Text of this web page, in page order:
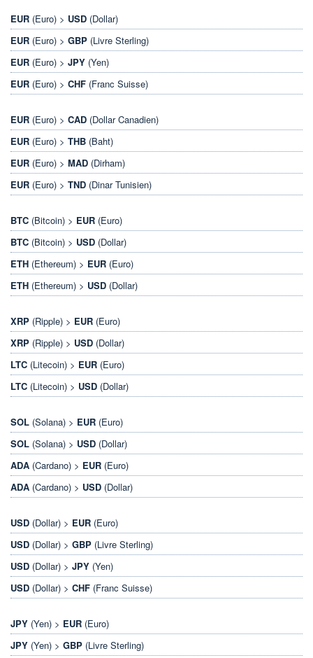
EUR (Euro) > USD (Dollar)
EUR (Euro) > GBP (Livre Sterling)
EUR (Euro) > JPY (Yen)
EUR (Euro) > CHF (Franc Suisse)
EUR (Euro) > CAD (Dollar Canadien)
EUR (Euro) > THB (Baht)
EUR (Euro) > MAD (Dirham)
EUR (Euro) > TND (Dinar Tunisien)
BTC (Bitcoin) > EUR (Euro)
BTC (Bitcoin) > USD (Dollar)
ETH (Ethereum) > EUR (Euro)
ETH (Ethereum) > USD (Dollar)
XRP (Ripple) > EUR (Euro)
XRP (Ripple) > USD (Dollar)
LTC (Litecoin) > EUR (Euro)
LTC (Litecoin) > USD (Dollar)
SOL (Solana) > EUR (Euro)
SOL (Solana) > USD (Dollar)
ADA (Cardano) > EUR (Euro)
ADA (Cardano) > USD (Dollar)
USD (Dollar) > EUR (Euro)
USD (Dollar) > GBP (Livre Sterling)
USD (Dollar) > JPY (Yen)
USD (Dollar) > CHF (Franc Suisse)
JPY (Yen) > EUR (Euro)
JPY (Yen) > GBP (Livre Sterling)